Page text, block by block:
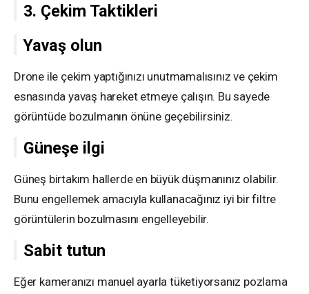
3. Çekim Taktikleri
Yavaş olun
Drone ile çekim yaptığınızı unutmamalısınız ve çekim
esnasında yavaş hareket etmeye çalışın. Bu sayede
görüntüde bozulmanın önüne geçebilirsiniz.
Güneşe ilgi
Güneş birtakım hallerde en büyük düşmanınız olabilir.
Bunu engellemek amacıyla kullanacağınız iyi bir filtre
görüntülerin bozulmasını engelleyebilir.
Sabit tutun
Eğer kameranızı manuel ayarla tüketiyorsanız pozlama